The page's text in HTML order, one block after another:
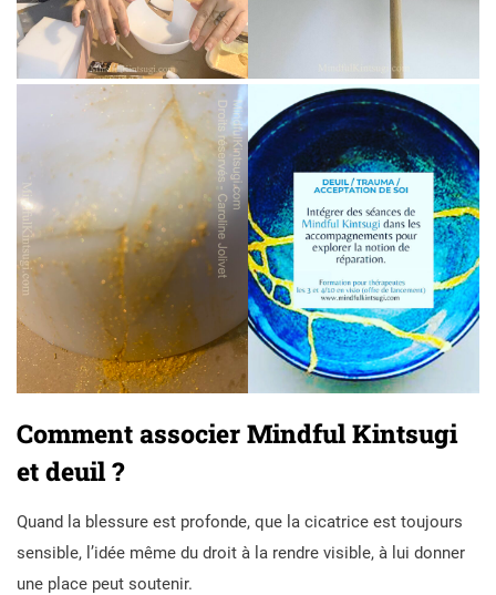
Comment associer Mindful Kintsugi
et deuil ?
Quand la blessure est profonde, que la cicatrice est toujours
sensible, l’idée même du droit à la rendre visible, à lui donner
une place peut soutenir.